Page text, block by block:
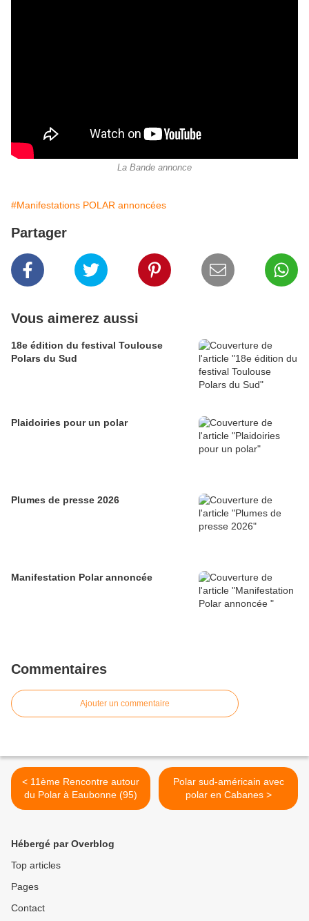
La Bande annonce
#Manifestations POLAR annoncées
Partager
Vous aimerez aussi
18e édition du festival Toulouse
Polars du Sud
Plaidoiries pour un polar
Plumes de presse 2026
Manifestation Polar annoncée
Commentaires
Ajouter un commentaire
< 11ème Rencontre autour
du Polar à Eaubonne (95)
Polar sud-américain avec
polar en Cabanes >
Hébergé par Overblog
Top articles
Pages
Contact